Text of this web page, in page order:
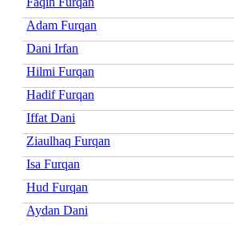
Adam Furqan
Dani Irfan
Hilmi Furqan
Hadif Furqan
Iffat Dani
Ziaulhaq Furqan
Isa Furqan
Hud Furqan
Aydan Dani